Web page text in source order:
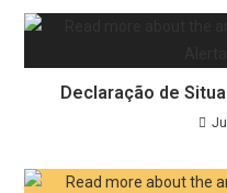
Declaração de